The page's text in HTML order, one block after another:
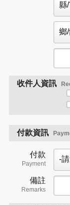
收件人資訊
付款資訊
付款
Payment
備註
Remarks